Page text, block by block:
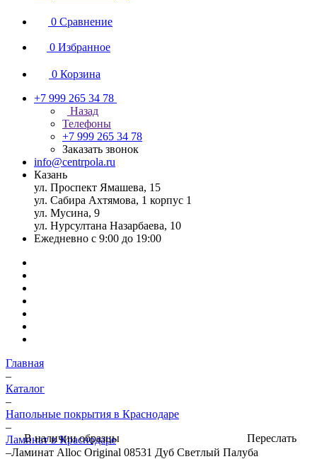
0 Сравнение
0 Избранное
0 Корзина
+7 999 265 34 78
Назад
Телефоны
+7 999 265 34 78
Заказать звонок
info@centrpola.ru
Казань
ул. Проспект Ямашева, 15
ул. Сабира Ахтямова, 1 корпус 1
ул. Мусина, 9
ул. Нурсултана Назарбаева, 10
Ежедневно с 9:00 до 19:00
Главная
–
Каталог
–
Напольные покрытия в Краснодаре
–
Ламинат в Краснодаре
–Ламинат Alloc Original 08531 Дуб Светлый Палуба
В наличии образцы Переслать